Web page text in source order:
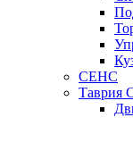
СЕНС
Таврия